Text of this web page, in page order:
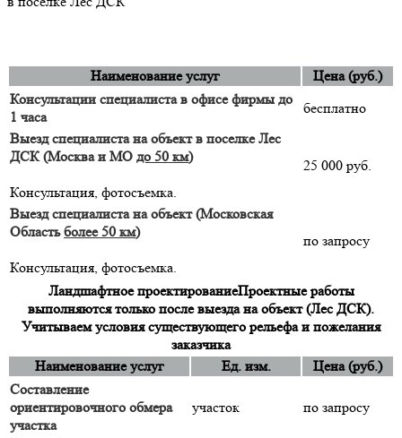
Наименование услуг
Цена (руб.)
Консультации специалиста в офисе фирмы до
1 часа
бесплатно
Выезд специалиста на объект в поселке Лес
ДСК (Москва и МО до 50 км)
Консультация, фотосъемка.
25 000 руб.
Выезд специалиста на объект (Московская
Областьболее 50 км)
Консультация, фотосъемка.
по запросу
Ландшафтное проектированиеПроектные работы
выполняются только после выезда на объект (Лес ДСК).
Учитываем условия существующего рельефа и пожелания
заказчика
Наименование услуг
Ед. изм.
Цена (руб.)
Составление
ориентировочного обмера
участка
участок по запросу